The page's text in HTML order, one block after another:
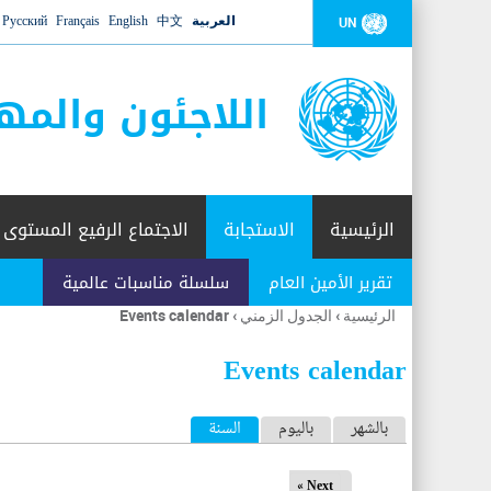
UN العربية 中文
English
Français
Русский
اللاجئون
الرئيسية الاستجابة
تقرير الأمين العام سلسلة مناسبات عالمية
الاجتماع الرفيع المستوى
أنت
هنا
الرئيسية › الجدول الزمني ›
Events calendar
Events calendar
ا بالشهر باليوم السنة (علامة التبويب النشطة)